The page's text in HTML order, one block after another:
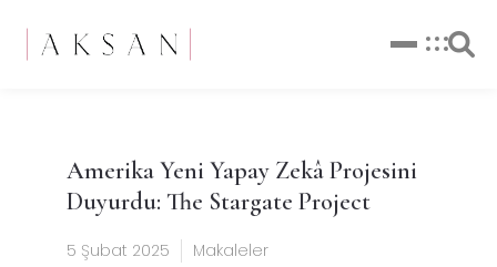
Amerika Yeni Yapay Zekâ Projesini
Duyurdu: The Stargate Project
5 Şubat 2025 Makaleler